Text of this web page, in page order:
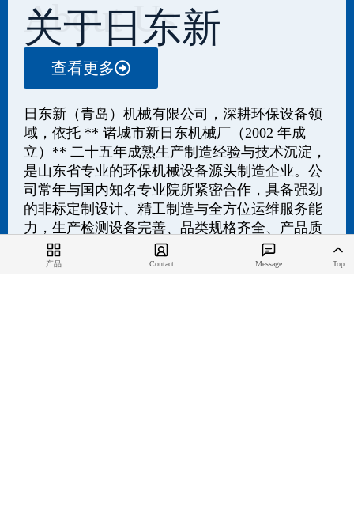
About Us
关于日东新
查看更多
日东新（青岛）机械有限公司，深耕环保设备领
域，依托 ** 诸城市新日东机械厂（2002 年成
立）** 二十五年成熟生产制造经验与技术沉淀，
是山东省专业的环保机械设备源头制造企业。公
司常年与国内知名专业院所紧密合作，具备强劲
的非标定制设计、精工制造与全方位运维服务能
力，生产检测设备完善、品类规格齐全、产品质
量稳定可靠，可提供研发规划、方案设计、工程
总承包、成套设备供应及后期运营托管的一体化
产品 Contact Message Top